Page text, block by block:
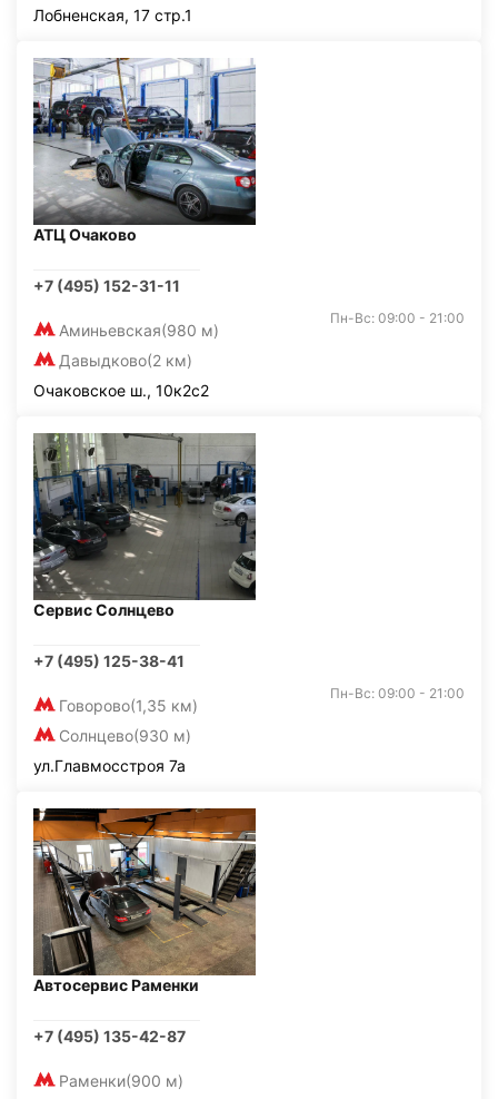
Лобненская, 17 стр.1
АТЦ Очаково
+7 (495) 152-31-11
Аминьевская(980 м)
Давыдково(2 км)
Пн-Вс: 09:00 - 21:00
Очаковское ш., 10к2с2
Сервис Солнцево
+7 (495) 125-38-41
Говорово(1,35 км)
Солнцево(930 м)
Пн-Вс: 09:00 - 21:00
ул.Главмосстроя 7а
Автосервис Раменки
+7 (495) 135-42-87
Раменки(900 м)